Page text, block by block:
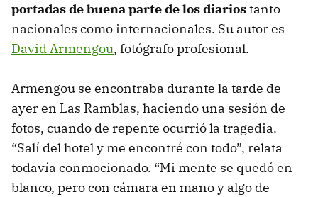
portadas de buena parte de los diariostanto
nacionales como internacionales. Su autor es
David Armengou, fotógrafo profesional.
Armengou se encontraba durante la tarde de
ayer en Las Ramblas, haciendo una sesión de
fotos, cuando de repente ocurrió la tragedia.
“Salí del hotel y me encontré con todo”, relata
todavía conmocionado. “Mi mente se quedó en
blanco, pero con cámara en mano y algo de